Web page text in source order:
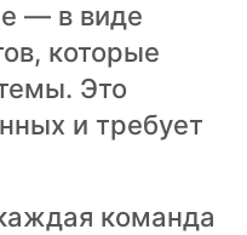
— в виде
которые
Это
и требует
команда